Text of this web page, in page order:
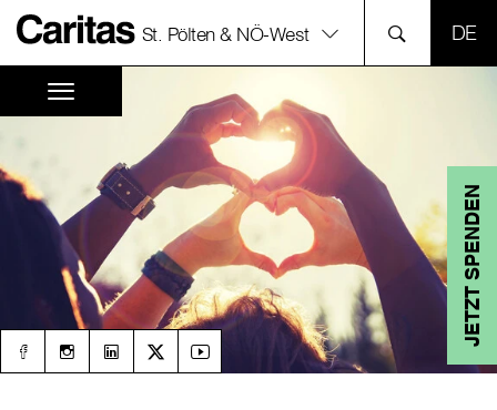
St. Pölten & NÖ-West
JETZT SPENDEN